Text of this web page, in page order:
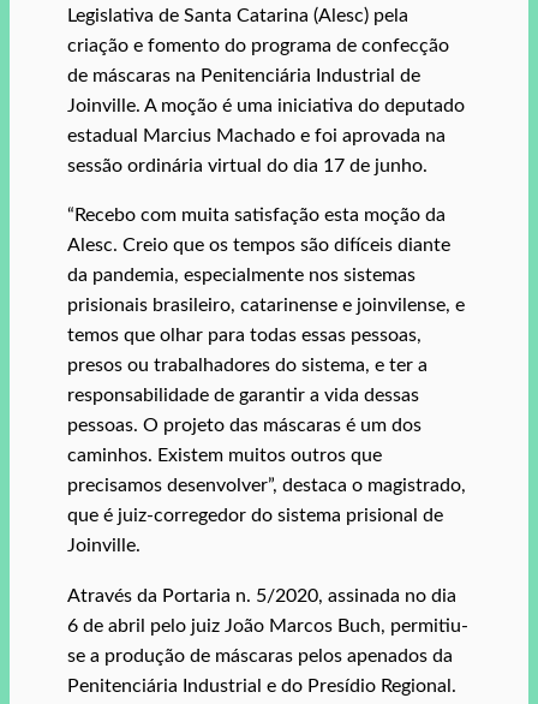
Legislativa de Santa Catarina (Alesc) pela
criação e fomento do programa de confecção
de máscaras na Penitenciária Industrial de
Joinville. A moção é uma iniciativa do deputado
estadual Marcius Machado e foi aprovada na
sessão ordinária virtual do dia 17 de junho.
“Recebo com muita satisfação esta moção da
Alesc. Creio que os tempos são difíceis diante
da pandemia, especialmente nos sistemas
prisionais brasileiro, catarinense e joinvilense, e
temos que olhar para todas essas pessoas,
presos ou trabalhadores do sistema, e ter a
responsabilidade de garantir a vida dessas
pessoas. O projeto das máscaras é um dos
caminhos. Existem muitos outros que
precisamos desenvolver”, destaca o magistrado,
que é juiz-corregedor do sistema prisional de
Joinville.
Através da Portaria n. 5/2020, assinada no dia
6 de abril pelo juiz João Marcos Buch, permitiu-
se a produção de máscaras pelos apenados da
Penitenciária Industrial e do Presídio Regional.